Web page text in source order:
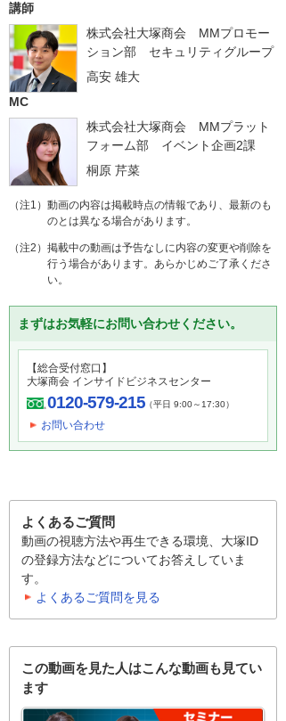
講師
株式会社大塚商会 MMプロモー
ション部 セキュリティグループ
高安 雄大
MC
株式会社大塚商会 MMプラット
フォーム部 イベント企画2課
桐原 芹菜
（注1）動画の内容は掲載時点の情報であり、最新のも
のとは異なる場合があります。
（注2）掲載中の動画は予告なしに内容の変更や削除を
行う場合があります。あらかじめご了承くださ
い。
まずはお気軽にお問い合わせください。
【総合受付窓口】
大塚商会 インサイドビジネスセンター
0120-579-215（平日 9:00～17:30）
お問い合わせ
よくあるご質問
動画の視聴方法や再生できる環境、大塚ID
の登録方法などについてお答えしていま
す。
よくあるご質問を見る
この動画を見た人はこんな動画も見てい
ます